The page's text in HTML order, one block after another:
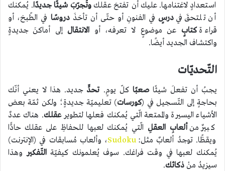
استعدادٍ لاغتنامها. عليك أن تفتحَ عقلك وتُجرّبَ شيئًا جديدًا. يُمكنك
أن تلتحقَ في درسٍفي الفنونِ أو حتّى أن تأخذَدروسًا في الطّبخ، أو
قراءةكتابٍ عن موضوعٍ لا تعرفه، أو الانتقالإلى أماكنَ جديدةٍ
واكتشاف الجديد أيضًا.
التّحديّات
يجبُ أن تفعلَ شيئًاصعبًا كلّ يومٍ.تحدٍّ جديد. هذا لا يعني أنّك
بحاجةٍ إلى التّسجيل في (كورسات) تعليميّة جديدةٍ؛ ولكن ثمّة بعض
الأشياء اليسيرة والممتعة الّتي يُمكنك فعلها لتطويرعقلك. هناك عددٌ
كبيرٌ منألعابِ العقلِ الّتي يُمكنك لعبها للحفاظِ على عقلك حادًّا
ويقظًا. توجدُ ألعابٌ مثل: Sudoku، وألعاب مُسابقات في (الإنترنت)
يُمكنك لعبها في وقت فراغك. سوف يُعلمونك كيفيّةالتّفكيروهذا
سيزيدُ منْ ذكائك.